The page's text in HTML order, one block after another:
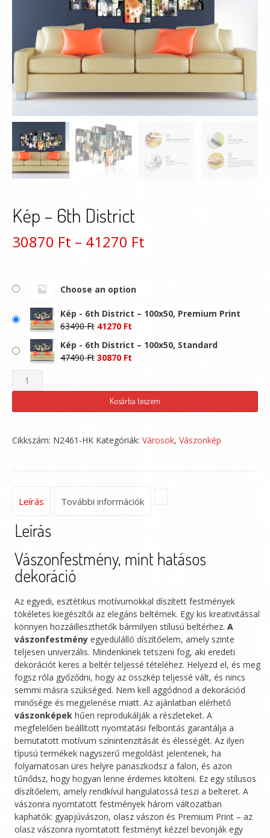
Kép – 6th District
30870 Ft – 41270 Ft
41270 Ft
Choose an option
Kép - 6th District – 100x50, Premium Print
63490Ft Original
was:
63490 Ft.
41270 Ft
is:
Kép - 6th District – 100x50, Standard
47490Ft Original
47490 Ft.
30870 Ft
30870 Ft.
Kép
-
6th
mennyiség
Kosárba teszem
Cikkszám: N2461-HK Kategóriák: Városok, Vászonkép
Leírás További információk
Leírás
Vászonfestmény, mint hatásos
dekoráció
Az egyedi, esztétikus motívumokkal díszített festmények
tökéletes kiegészítői az elegáns beltérnek. Egy kis kreativitással
könnyen hozzáilleszthetők bármilyen stílusú beltérhez.A
vászonfestmény egyedülálló díszítőelem, amely szinte
teljesen univerzális. Mindenkinek tetszeni fog, aki eredeti
dekorációt keres a beltér teljessé tételéhez. Helyezd el, és meg
fogsz róla győződni, hogy az összkép teljessé vált, és nincs
semmi másra szükséged. Nem kell aggódnod a dekorációd
minősége és megjelenése miatt. Az ajánlatban elérhető
vászonképek hűen reprodukálják a részleteket. A
megfelelően beállított nyomtatási felbontás garantálja a
bemutatott motívum színintenzitását és élességét. Az ilyen
típusú termékek nagyszerű megoldást jelentenek, ha
folyamatosan üres helyre panaszkodsz a falon, és azon
tűnődsz, hogy hogyan lenne érdemes kitölteni. Ez egy stílusos
díszítőelem, amely rendkívül hangulatossá teszi a belteret. A
vászonra nyomtatott festmények három változatban
kaphatók: gyapjúvászon, olasz vászon és Premium Print – az
olasz vászonra nyomtatott festményt kézzel bevonják egy